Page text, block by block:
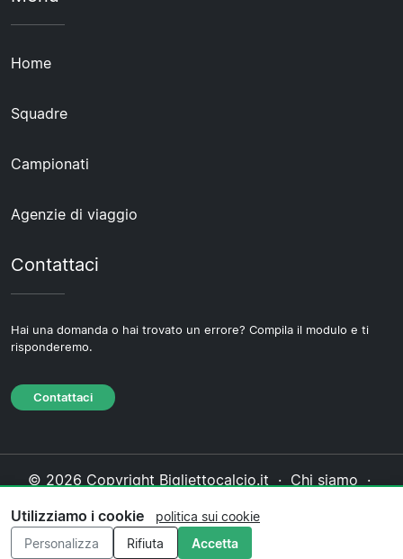
Home
Squadre
Campionati
Agenzie di viaggio
Contattaci
Hai una domanda o hai trovato un errore? Compila il modulo e ti
risponderemo.
Contattaci
© 2026 Copyright Bigliettocalcio.it · Chi siamo ·
cookie·Politica editoriale
Utilizziamo i cookie
politica sui cookie
Personalizza
Rifiuta Accetta